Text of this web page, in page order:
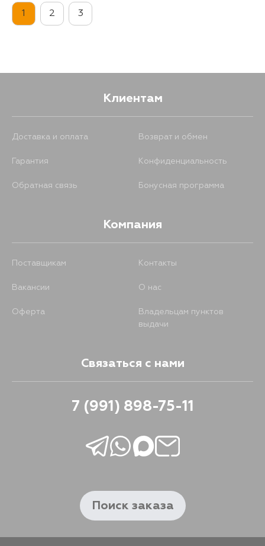
17 августа
1 2 3
Клиентам
Доставка и оплата Возврат и обмен
Гарантия Конфиденциальность
Обратная связь Бонусная программа
Компания
Поставщикам Контакты
Вакансии О нас
Оферта
Владельцам пунктов
выдачи
Связаться с нами
7 (991) 898-75-11
Поиск заказа